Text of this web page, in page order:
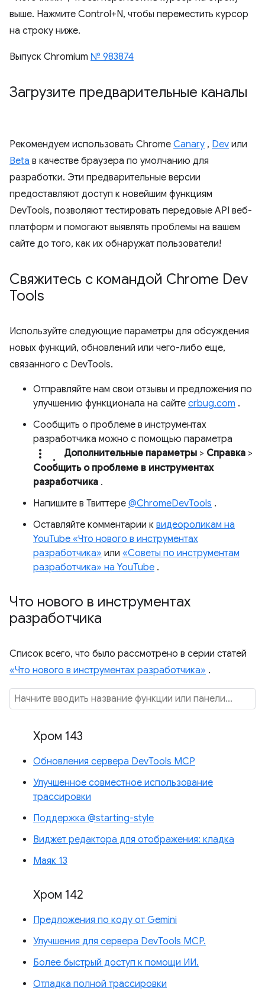
выше. Нажмите Control+N, чтобы переместить курсор
на строку ниже.
Выпуск Chromium № 983874
Загрузите предварительные каналы
Рекомендуем использовать Chrome Canary , Dev или
Beta в качестве браузера по умолчанию для
разработки. Эти предварительные версии
предоставляют доступ к новейшим функциям
DevTools, позволяют тестировать передовые API веб-
платформ и помогают выявлять проблемы на вашем
сайте до того, как их обнаружат пользователи!
Свяжитесь с командой Chrome Dev
Tools
Используйте следующие параметры для обсуждения
новых функций, обновлений или чего-либо еще,
связанного с DevTools.
Отправляйте нам свои отзывы и предложения по
улучшению функционала на сайте crbug.com .
Сообщить о проблеме в инструментах
разработчика можно с помощью параметра
more_vert. Дополнительные параметры > Справка >
Сообщить о проблеме в инструментах
разработчика .
Напишите в Твиттере @ChromeDevTools .
Оставляйте комментарии к видеороликам на
YouTube «Что нового в инструментах
разработчика» или «Советы по инструментам
разработчика» на YouTube .
Что нового в инструментах
разработчика
Список всего, что было рассмотрено в серии статей
«Что нового в инструментах разработчика» .
Хром 143
Обновления сервера DevTools MCP
Улучшенное совместное использование
трассировки
Поддержка @starting-style
Виджет редактора для отображения: кладка
Маяк 13
Хром 142
Предложения по коду от Gemini
Улучшения для сервера DevTools MCP.
Более быстрый доступ к помощи ИИ.
Отладка полной трассировки